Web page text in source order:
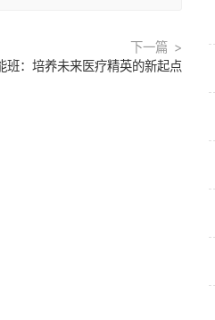
下一篇
班：培养未来医疗精英的新起点